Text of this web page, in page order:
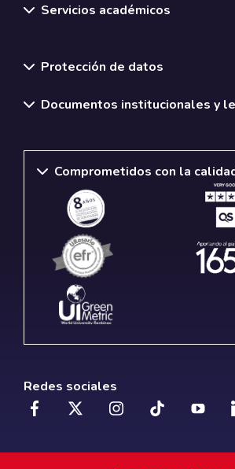
Servicios académicos
Protección de datos
Documentos institucionales y
Comprometidos con la
Redes sociales